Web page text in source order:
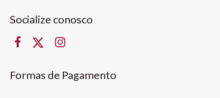
Socialize conosco
Formas de Pagamento